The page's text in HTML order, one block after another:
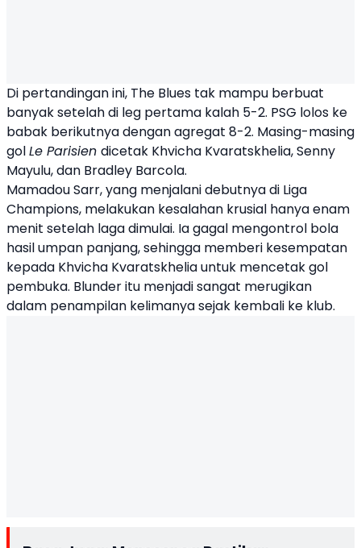
Di pertandingan ini, The Blues tak mampu berbuat
banyak setelah di leg pertama kalah 5-2. PSG lolos ke
babak berikutnya dengan agregat 8-2. Masing-masing
golLe Parisien dicetak Khvicha Kvaratskhelia, Senny
Mayulu, dan Bradley Barcola.
Mamadou Sarr, yang menjalani debutnya di Liga
Champions, melakukan kesalahan krusial hanya enam
menit setelah laga dimulai. Ia gagal mengontrol bola
hasil umpan panjang, sehingga memberi kesempatan
kepada Khvicha Kvaratskhelia untuk mencetak gol
pembuka. Blunder itu menjadi sangat merugikan
dalam penampilan kelimanya sejak kembali ke klub.